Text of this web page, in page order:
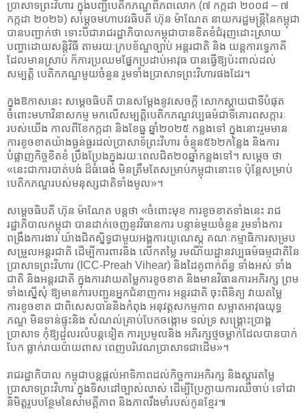
ប្រាសាទព្រះវិហារ ក្នុងបញ្ជីបេតិកភណ្ឌពិភពលោក (៧ កក្កដា ២០០៨ – ៧
កក្កដា ២០២៦) សម្តេចមហាបវរធិបតី ហ៊ុន ម៉ាណែត នាយករដ្ឋមន្ត្រីនៃកម្ពុជា
បានបញ្ជាក់ថា ទោះបីជារាជរដ្ឋាភិបាលកម្ពុជាបានខិតខំជំរុញដោះស្រាយ
បញ្ហាដោយសន្តិវិធី តាមរយៈក្របខ័ណ្ឌច្បាប់ អន្តរជាតិ និង យន្តការទ្វេភាគី
ដែលមានស្រាប់ ក៏ការប្រឈមផ្នែកប្រដាប់អាវុធ បានធ្វើឱ្យប៉ះពាល់ដល់
សម្បត្តិ បេតិកភណ្ឌមួយចំនួន រួមទាំងប្រាសាទព្រះវិហារផងដែរ។
ក្នុងឱកាសនេះ សម្ដេចធិបតី បានសម្តែងនូវសេចក្តី សោកស្តាយជាទីបំផុត
ចំពោះមហាវិនាសកម្ម មកលើសម្បត្តិបេតិកភណ្ឌវប្បធម៌ជាទីគោរពសក្ការៈ
របស់យើង កាលពីខែកក្កដា និងខែធ្នូ ឆ្នាំ២០២៥ កន្លងទៅ ក្នុងនោះរួមមាន
ការខូចខាតយ៉ាងធ្ងន់ធ្ងរដល់ប្រាសាទព្រះវិហារ ចំនួន៥៦២កន្លែង និងការ
បំផ្លាញកិច្ចខិតខំ ប្រឹងប្រែងក្នុងរយៈពេលជិត២០ឆ្នាំកន្លងទៅ។ សម្ដេច ថា
«នេះជាការបាត់បង់ ដ៏ធំធេង មិនត្រឹមតែសម្រាប់កម្ពុជានោះទេ ប៉ុន្តែសម្រាប់
បេតិកភណ្ឌរបស់មនុស្សជាតិទាំងមូល»។
សម្ដេចធិបតី ហ៊ុន ម៉ាណែត បន្ដថា «ចំពោះមុខ ការខូចខាតទាំងនេះ រាជ
រដ្ឋាភិបាលកម្ពុជា បានដាក់ចេញនូវវិធានការ បន្ទាន់មួយចំនួន រួមទាំងការ
ពង្រឹងការងារ យ៉ាងជិតស្និទ្ធជាមួយអង្គការយូណេស្កូ គណៈកម្មាធិការសម្រប
សម្រួលអន្តរជាតិ ដើម្បីការពារនិង លើកតម្លៃ រមណីយដ្ឋានវប្បធម៌ធម្មជាតិនៃ
ប្រាសាទព្រះវិហារ (ICC-Preah Vihear) និងដៃគូពាក់ព័ន្ធ ទាំងអស់ ទាំង
ជាតិ និងអន្តរជាតិ ក្នុងការវាយតម្លៃការខូចខាត និងមានវិធានការអភិរក្ស ព្រម
ទាំងស្នើសុំ ឱ្យមានការបញ្ជូនអ្នកជំនាញការ អន្តរជាតិ ចុះពិនិត្យ វាយតម្លៃ
ការខូចខាត ជាពិសេសបាននិងកំពុង អនុវត្តសកម្មភាព សម្អាតអាវុធយុទ្ធ
ភណ្ឌ មិនទាន់ផ្ទុះនិង សំណល់គ្រាប់បែកចង្កោម ទល់ទ្រ សង្គ្រោះប្រាង្គ
ប្រាសាទ កុំឱ្យដួលរលំបន្តទៀត ការប្រមូលនិង អភិរក្សថ្មចម្លាក់ដែលបានបាក់
បែក ធ្លាក់រាយប៉ាយពាស ពេញបរិវេណប្រាសាទជាដើម»។
រាជរដ្ឋាភិបាល កម្ពុជាបន្តផ្តល់អាទិភាពដល់កិច្ចការអភិរក្ស និងស្តារតម្លៃ
ប្រាសាទព្រះវិហារ ក្នុងទិសដៅច្បាស់លាស់ ដើម្បីប្រែក្លាយការឈឺចាប់ ទៅជា
និមិត្តរូបបន្ថែមនៃសាមគ្គីភាព និងភាពរឹងមាំរបស់កូនខ្មែរ៕